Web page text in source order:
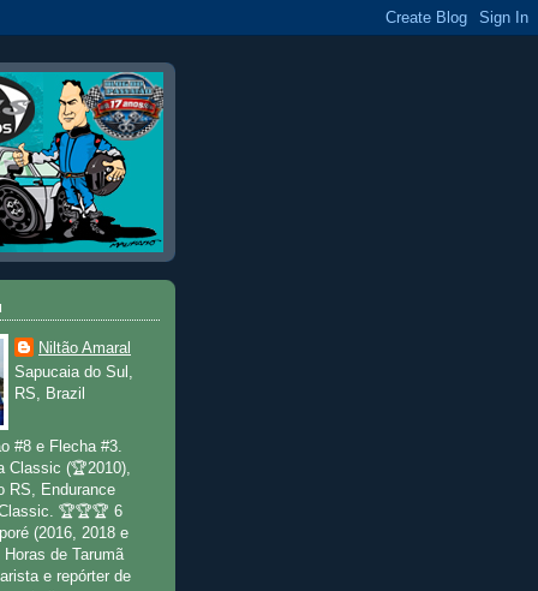
Niltão Amaral
Sapucaia do Sul,
RS, Brazil
#8 e Flecha #3.
Classic (🏆2010),
RS, Endurance
🏆🏆🏆 6
(2016, 2018 e
de Tarumã
e repórter de